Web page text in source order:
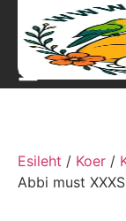
Esileht / Koer /
Abbi must